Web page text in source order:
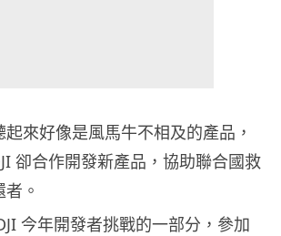
來好像是風馬牛不相及的產品，
卻合作開發新產品，協助聯合國救
。
今年開發者挑戰的一部分，參加